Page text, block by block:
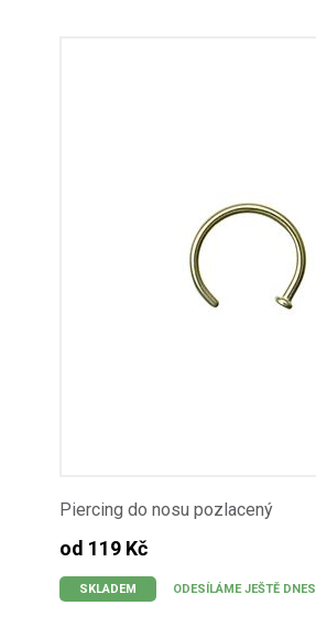
Piercing do nosu pozlacený
od 119 Kč
SKLADEM ODESÍLÁME JEŠTĚ DNES